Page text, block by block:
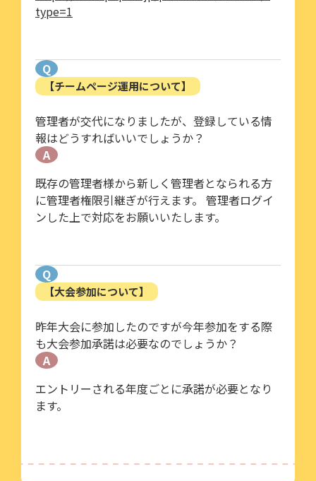
type=1
Q
【チームページ運用について】
管理者が交代になりましたが、登録している情
報はどうすればいいでしょうか？
A
既存の管理者様から新しく管理者となられる方
に管理者権限引継ぎが行えます。 管理者ログイ
ンした上で対応をお願いいたします。
Q
【大会参加について】
昨年大会に参加したのですが今年参加をする際
も大会参加承諾は必要なのでしょうか？
A
エントリーされる年度ごとに承諾が必要となり
ます。